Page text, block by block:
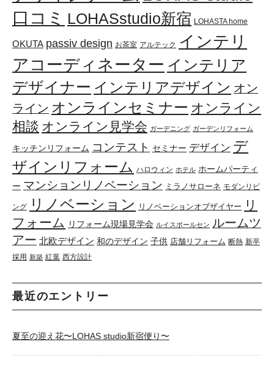
口コミ LOHASstudio新宿 LOHASTA home
OKUTA passiv design お茶室 アルテック インテリ
アコーディネーター インテリア
デザイナー インテリアデザイン オン
ライン オンラインセミナー オンライン
相談 オンライン見学会 ガーデニング ガーデンリフォーム
キッチンリフォーム コンテスト セミナー デザイン デ
ザインリフォーム ハロウィン ホテル ホームパーティ
ー マンションリノベーション ミラノサローネ モダンリビ
ング リノベーション リノベーションオブザイヤー
リ
フォーム リフォーム現場見学会 ルイスポールセン ルームツ
アー 北欧デザイン 和のデザイン 子供 店舗リフォーム 断熱 新卒
採用 新築 紅葉 西方設計
最近のエントリー
夏至の迎え花〜LOHAS studio新宿便り〜